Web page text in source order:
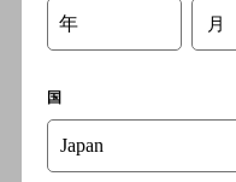
年 月
国